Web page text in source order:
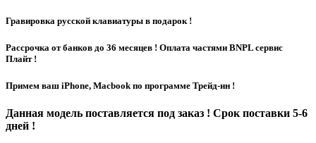
Гравировка русской клавиатуры в подарок !
Рассрочка от банков до 36 месяцев ! Оплата частями BNPL сервис
Плайт !
Примем ваш iPhone, Macbook по программе Трейд-ин !
Данная модель поставляется под заказ ! Срок поставки 5-6
дней !